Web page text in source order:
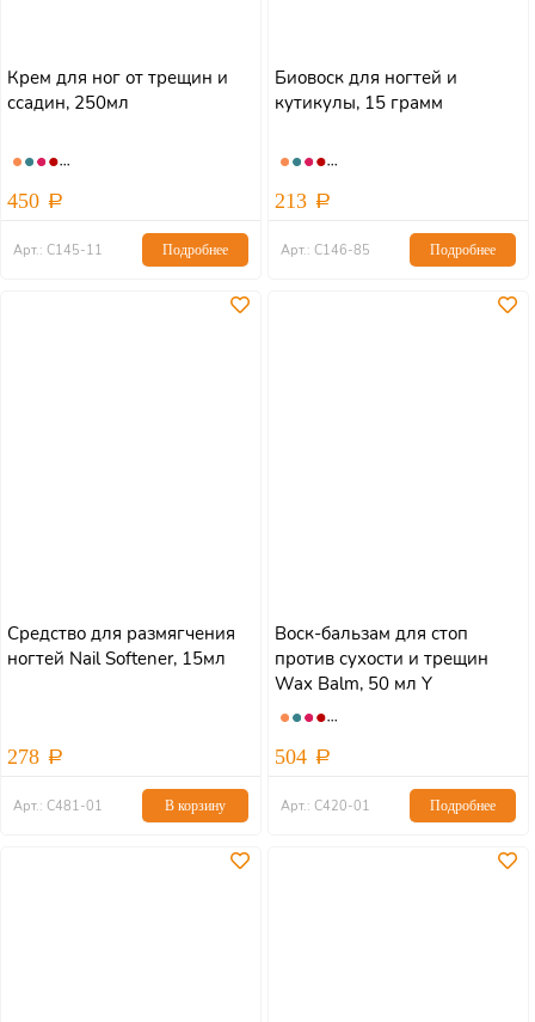
Крем для ног от трещин и
ссадин, 250мл
450
Арт.: С145-11 Подробнее
Биовоск для ногтей и
кутикулы, 15 грамм
213
Арт.: С146-85 Подробнее
Средство для размягчения
ногтей Nail Softener, 15мл
278
Арт.: С481-01 В корзину
Воск-бальзам для стоп
против сухости и трещин
Wax Balm, 50 мл Y
504
Арт.: С420-01 Подробнее